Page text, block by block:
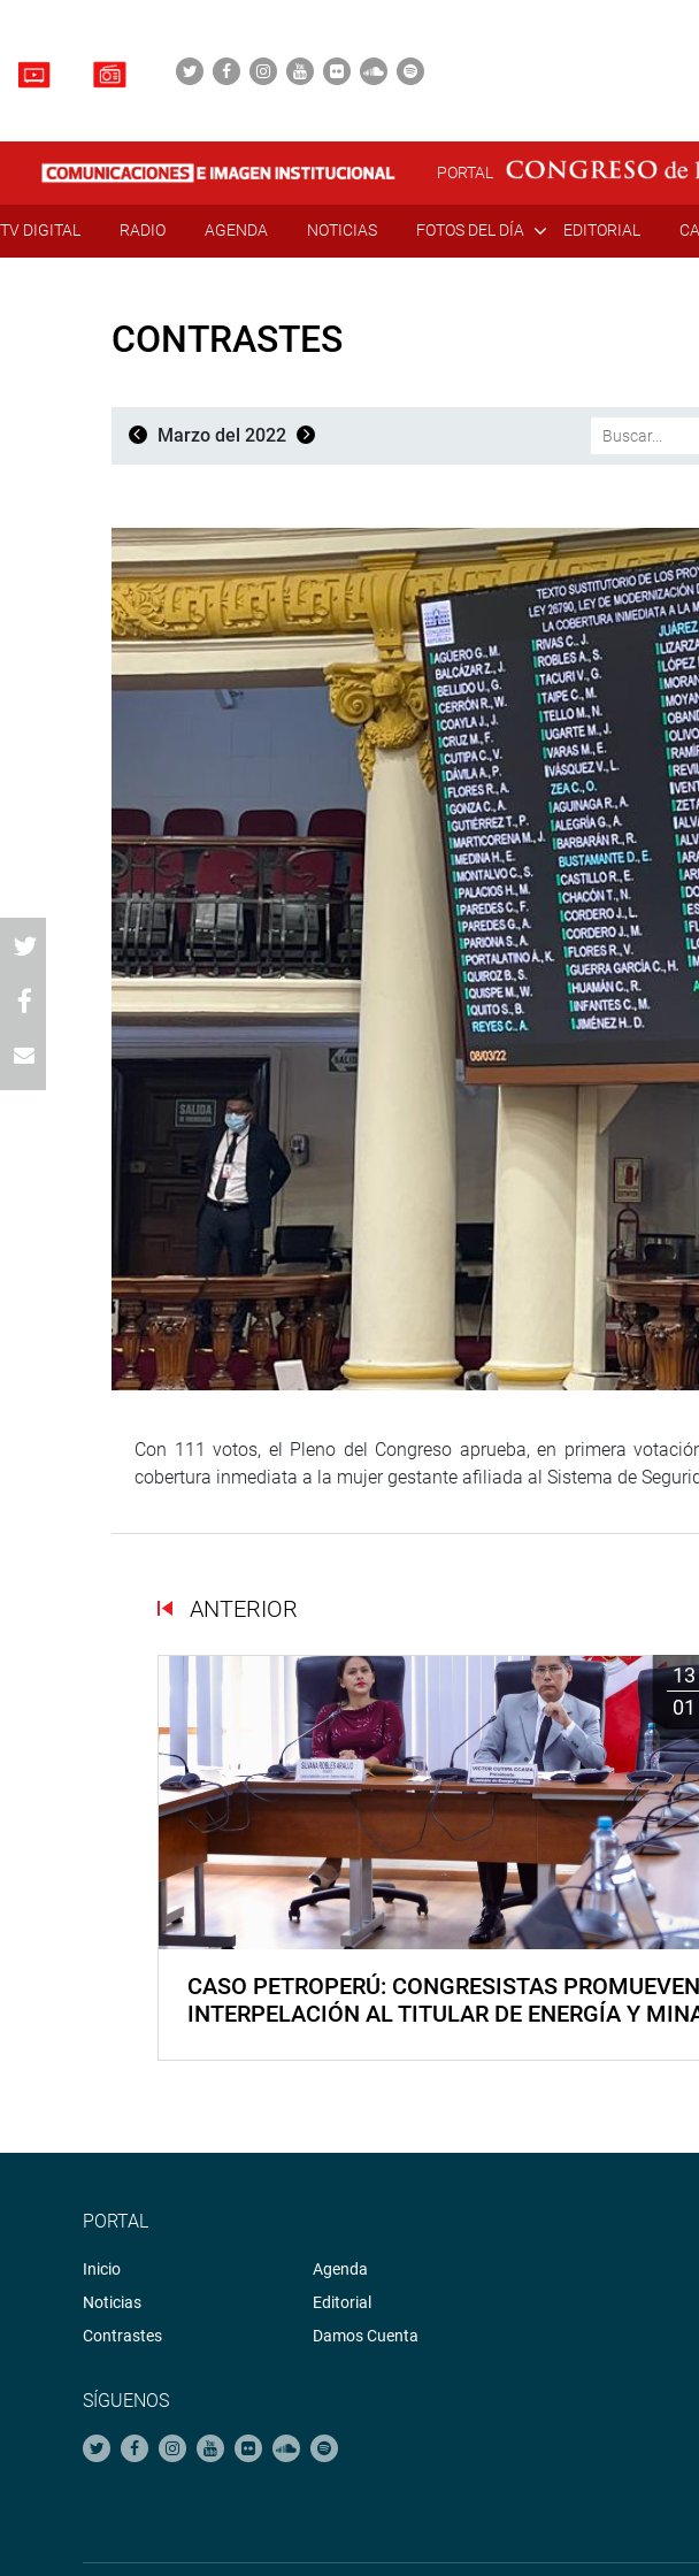
PORTAL
TV DIGITAL RADIO AGENDA NOTICIAS FOTOS DEL DÍA EDITORIAL
CONTRASTES
Marzo del 2022
Con 111 votos, el Pleno del Congreso aprueba, en primera
cobertura inmediata a la mujer gestante afiliada al Sistema de
ANTERIOR
13
01
CASO PETROPERÚ: CONGRESISTAS PROMUEVEN
INTERPELACIÓN AL TITULAR DE ENERGÍA Y
PORTAL
Inicio
Noticias
Contrastes
Agenda
Editorial
Damos Cuenta
SÍGUENOS